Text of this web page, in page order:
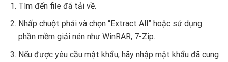
Tìm đến file đã tải về.
Nhấp chuột phải và chọn “Extract All” hoặc sử dụng
phần mềm giải nén như WinRAR, 7-Zip.
Nếu được yêu cầu mật khẩu, hãy nhập mật khẩu đã cung